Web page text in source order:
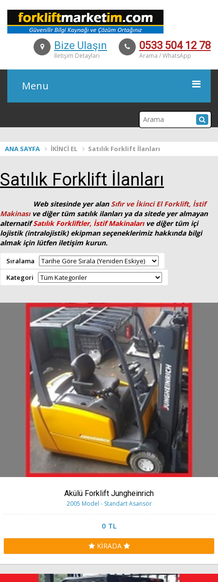
Bize Ulaşın
İletişim Detayları
0533 504 12 78
Arama / WhatsApp
Menu
KURUMSAL
İKİNCİ EL
KİRALAMA
SERVİS HİZMETLERİ
DANIŞMANLIK
FORKLİFT MARKALARI
ANA SAYFA İKİNCİ EL Satılık Forklift İlanları
Satılık Forklift İlanları
Web sitesinde yer alan Sıfır ve İkinci El Forklift, İstif
Makinasıve diğer tüm satılık ilanları ya da sitede yer almayan
alternatifSatılık Forkliftler, İstif Makinaları ve diğer tüm içi
lojistik (intralojistik) ekipman seçeneklerimiz hakkında bilgi
almak için lütfen iletişim kurun.
Sıralama
Kategori
Akülü Forklift Jungheinrich
2005 Model - Standart Asansör
0 TL
KİRADA